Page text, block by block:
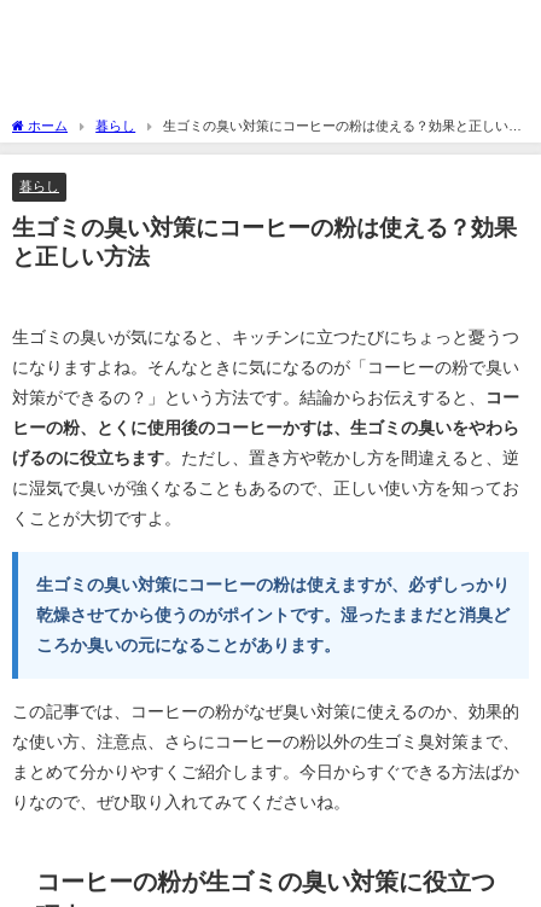
ホーム 暮らし
生ゴミの臭い対策にコーヒーの粉は使える？効果と正しい方
法
暮らし
生ゴミの臭い対策にコーヒーの粉は使える？効果
と正しい方法
生ゴミの臭いが気になると、キッチンに立つたびにちょっと憂うつ
になりますよね。そんなときに気になるのが「コーヒーの粉で臭い
対策ができるの？」という方法です。結論からお伝えすると、
コー
ヒーの粉、とくに使用後のコーヒーかすは、生ゴミの臭いをやわら
げるのに役立ちます。ただし、置き方や乾かし方を間違えると、逆
に湿気で臭いが強くなることもあるので、正しい使い方を知ってお
くことが大切ですよ。
生ゴミの臭い対策にコーヒーの粉は使えますが、必ずしっかり
乾燥させてから使うのがポイントです。湿ったままだと消臭ど
ころか臭いの元になることがあります。
この記事では、コーヒーの粉がなぜ臭い対策に使えるのか、効果的
な使い方、注意点、さらにコーヒーの粉以外の生ゴミ臭対策まで、
まとめて分かりやすくご紹介します。今日からすぐできる方法ばか
りなので、ぜひ取り入れてみてくださいね。
コーヒーの粉が生ゴミの臭い対策に役立つ